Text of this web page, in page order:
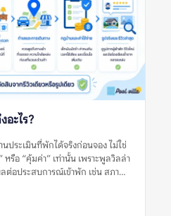
มนิยม รูปภาพ รีวิว สิ่งอำนวยความ
มผู้เข้าพักบางประเภท อย่างไร
ลว่าที่พักนั้นเหมาะกับทุกคน และไม่
พักจะตรงกับความคาดหวังเสมอไป
ต่างกัน เช่น จำนวนคน งบประมาณ
รทำอาหาร ความเงียบสงบ หรือ
ต์แนะนำที่มีคุณภาพควรช่วยให้ผู้
ช่แค่บอกว่าที่พักใด “ดีที่สุด” โดย
ยเกณฑ์ชัดเจน เช่น เหมาะกับ
อะไร?
ประเมินที่พักได้จริงก่อนจอง ไม่ใช่
รือ “คุ้มค่า” เท่านั้น เพราะพูลวิลล่า
ต่อประสบการณ์เข้าพัก เช่น สภาพ